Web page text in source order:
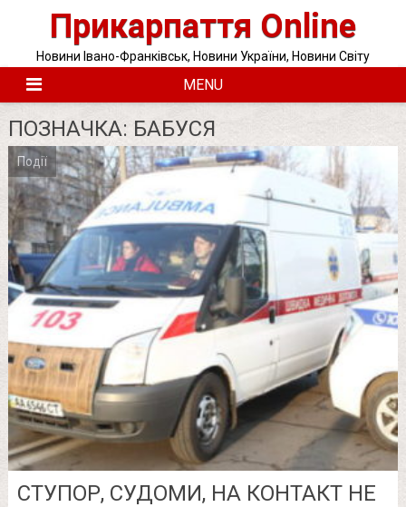
Прикарпаття Online
Новини Івано-Франківськ, Новини України, Новини Світу
MENU
ПОЗНАЧКА: БАБУСЯ
Події
СТУПОР, СУДОМИ, НА КОНТАКТ НЕ
Posts
pagination